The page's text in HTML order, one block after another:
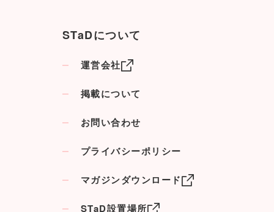
STaDについて
運営会社
掲載について
お問い合わせ
プライバシーポリシー
マガジンダウンロード
STaD設置場所